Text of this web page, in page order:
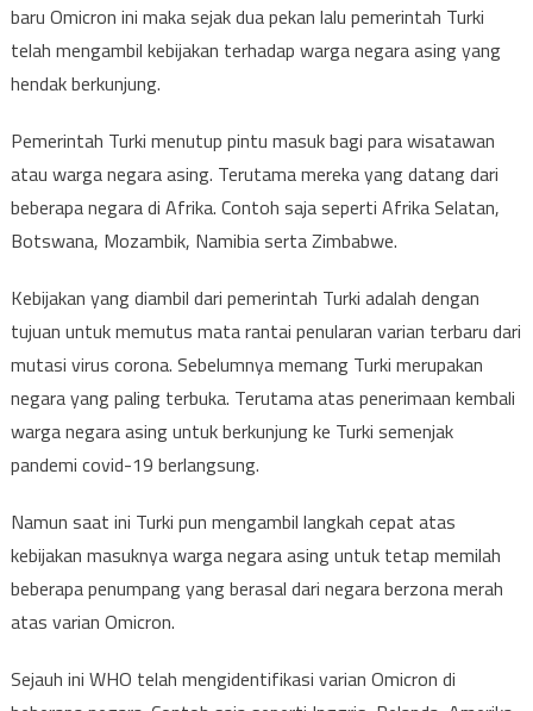
baru Omicron ini maka sejak dua pekan lalu pemerintah Turki
telah mengambil kebijakan terhadap warga negara asing yang
hendak berkunjung.
Pemerintah Turki menutup pintu masuk bagi para wisatawan
atau warga negara asing. Terutama mereka yang datang dari
beberapa negara di Afrika. Contoh saja seperti Afrika Selatan,
Botswana, Mozambik, Namibia serta Zimbabwe.
Kebijakan yang diambil dari pemerintah Turki adalah dengan
tujuan untuk memutus mata rantai penularan varian terbaru dari
mutasi virus corona. Sebelumnya memang Turki merupakan
negara yang paling terbuka. Terutama atas penerimaan kembali
warga negara asing untuk berkunjung ke Turki semenjak
pandemi covid-19 berlangsung.
Namun saat ini Turki pun mengambil langkah cepat atas
kebijakan masuknya warga negara asing untuk tetap memilah
beberapa penumpang yang berasal dari negara berzona merah
atas varian Omicron.
Sejauh ini WHO telah mengidentifikasi varian Omicron di